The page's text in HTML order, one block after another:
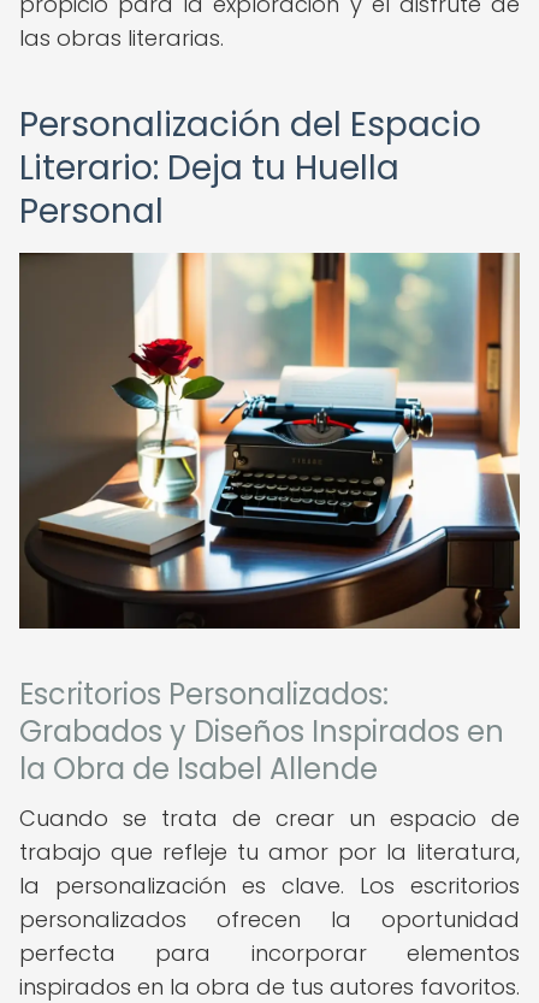
las obras literarias.
Personalización del Espacio
Literario: Deja tu Huella
Personal
Escritorios Personalizados:
Grabados y Diseños Inspirados en
la Obra de Isabel Allende
Cuando se trata de crear un espacio de
trabajo que refleje tu amor por la literatura,
la personalización es clave. Los escritorios
personalizados ofrecen la oportunidad
perfecta para incorporar elementos
inspirados en la obra de tus autores favoritos.